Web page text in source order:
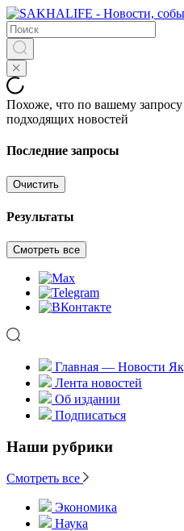
Похоже, что по вашему запросу
подходящих новостей
Последние запросы
Очистить
Результаты
Смотреть все
Главная — Новости
Лента новостей
Об издании
Подписаться
Наши рубрики
Смотреть все
Экономика
Наука